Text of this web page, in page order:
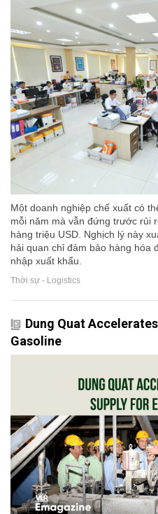
Một doanh nghiệp chế xuất có
mỗi năm mà vẫn đứng trước rủi
hàng triệu USD. Nghịch lý này
hải quan chỉ đảm bảo hàng hóa
nhập xuất khẩu.
Thời sự - Logistics
Dung Quat
Gasoline